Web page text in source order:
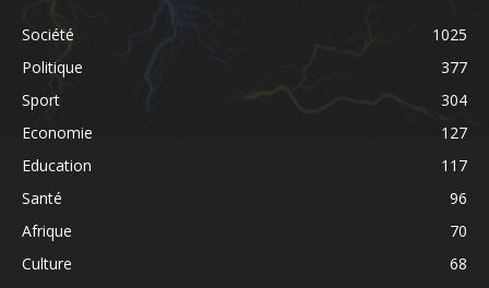
Société
1025
Politique
377
Sport
304
Economie
127
Education
117
Santé
96
Afrique
70
Culture
68